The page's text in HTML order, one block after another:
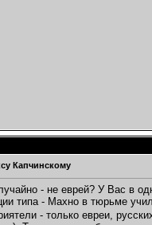
Капчинскому
- не еврей? У Вас в
типа - Махно в тюрьме
- только евреи,